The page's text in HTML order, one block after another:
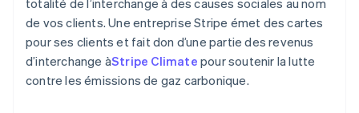
totalité de l’interchange à des causes sociales au nom
de vos clients. Une entreprise Stripe émet des cartes
pour ses clients et fait don d’une partie des revenus
d’interchange àStripe Climate pour soutenir la lutte
contre les émissions de gaz carbonique.